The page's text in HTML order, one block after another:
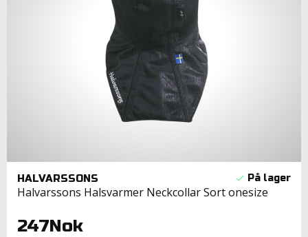
HALVARSSONS
Halvarssons Halsvarmer Neckcollar Sort onesize
247Nok